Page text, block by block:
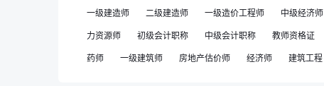
一级建造师 二级建造师 一级造价工程师 中级经济师
力资源师 初级会计职称 中级会计职称 教师资格证
药师 一级建筑师 房地产估价师 经济师 建筑工程